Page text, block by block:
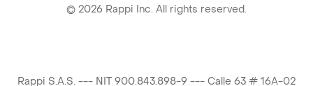
© 2026 Rappi Inc. All rights reserved.
Rappi S.A.S. --- NIT 900.843.898-9 --- Calle 63 # 16A-02